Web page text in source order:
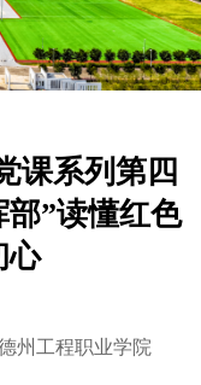
课系列第四
”读懂红色
心
州工程职业学院